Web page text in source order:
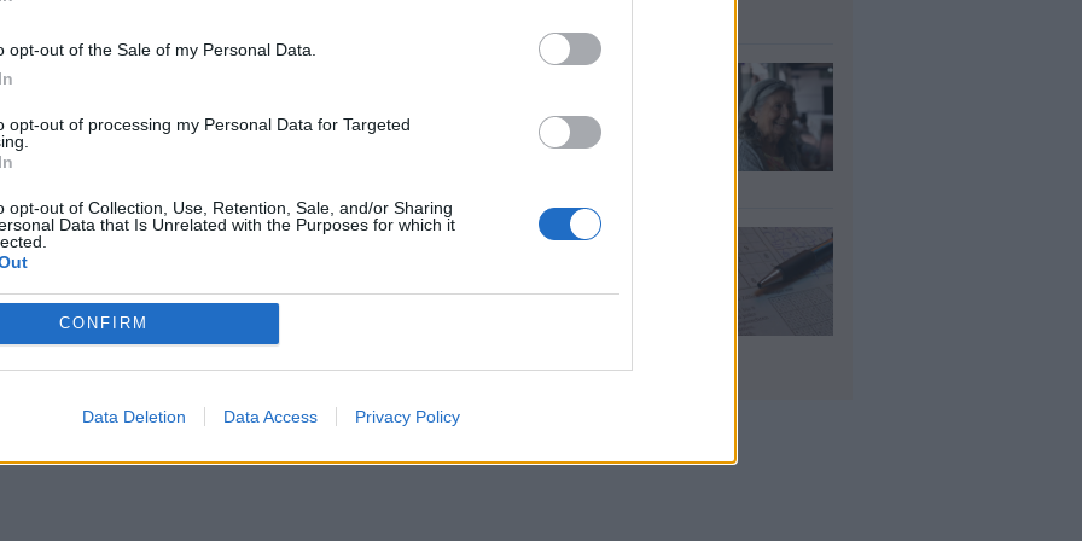
opt-out of the Sale of my Personal Data.
opt-out of processing my Personal Data for Targeted
opt-out of Collection, Use, Retention, Sale, and/or Sharing
Data that Is Unrelated with the Purposes for which it
CONFIRM
Data Deletion Data Access Privacy Policy
νόμο, με τον οποίο η εξόρυξη και εκμετάλλευση
παίζει ήδη σημαντικό ρόλο στη Μεξικανική
της Λατινικής Αμερικής, μετά τη Βραζιλία –
ευρωπαϊκές και ασιατικές εταιρείες.
κατασκευαστής αυτοκινήτων στον κόσμο,
οχήματα το 2021, σύμφωνα με τα τελευταία
διπλάσιο ποσό τέλος
Αυγούστου
Το «μαθηματικό»
εμφανίσεις με μόλις
05 Αυγ 2026